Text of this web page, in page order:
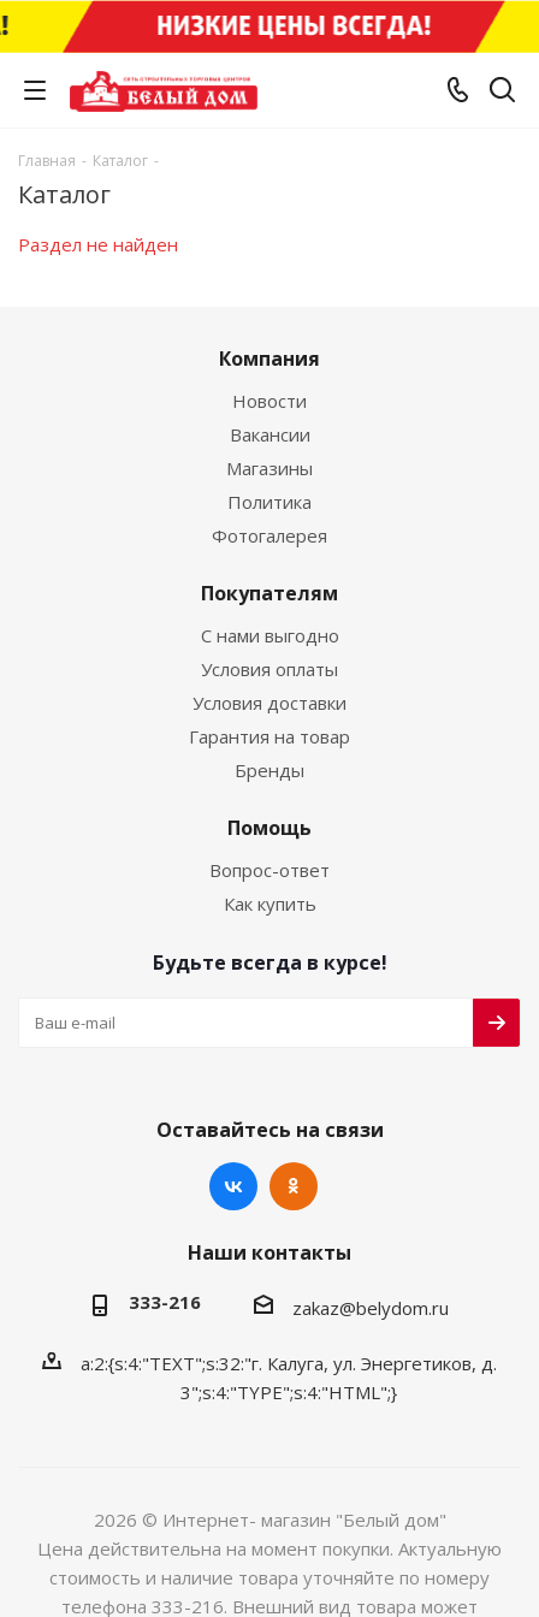
Главная - Каталог -
Каталог
Раздел не найден
Компания
Новости
Вакансии
Магазины
Политика
Фотогалерея
Покупателям
С нами выгодно
Условия оплаты
Условия доставки
Гарантия на товар
Бренды
Помощь
Вопрос-ответ
Как купить
Будьте всегда в курсе!
Оставайтесь на связи
Наши контакты
333-216 zakaz@belydom.ru
a:2:{s:4:"TEXT";s:32:"г. Калуга, ул. Энергетиков, д.
3";s:4:"TYPE";s:4:"HTML";}
2026 © Интернет- магазин "Белый дом"
Цена действительна на момент покупки. Актуальную
стоимость и наличие товара уточняйте по номеру
телефона 333-216. Внешний вид товара может